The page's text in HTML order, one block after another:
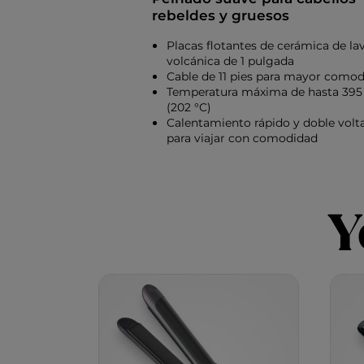
rebeldes y gruesos
Placas flotantes de cerámica de
volcánica de 1 pulgada
Cable de 11 pies para mayor
Temperatura máxima de hasta 395
(202 °C)
Calentamiento rápido y doble
para viajar con comodidad